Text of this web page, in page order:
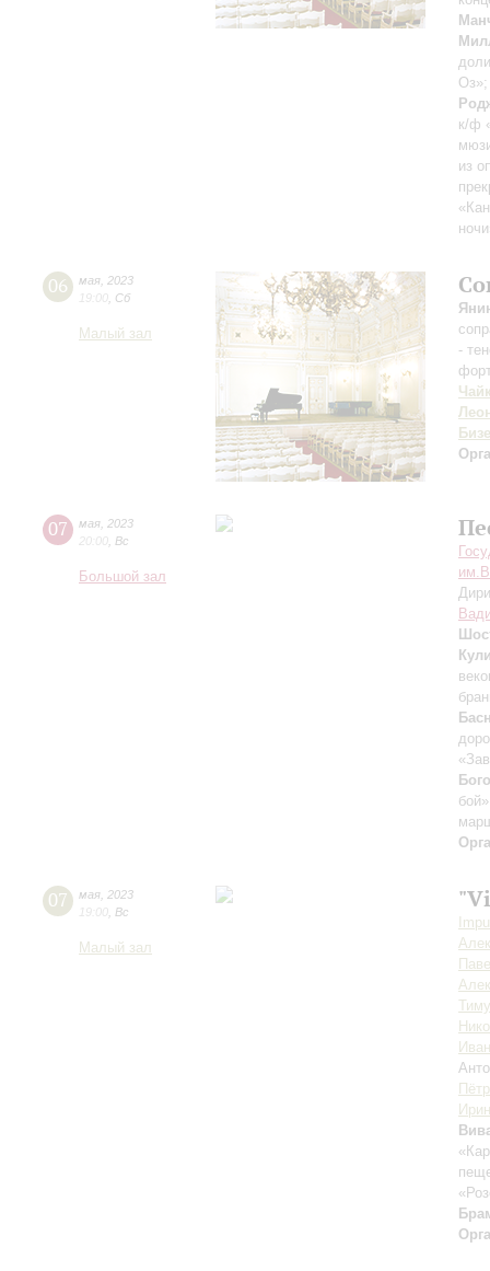
к/ф
из
06 мая 2023
19:00 Сб
Малый зал
-
Бизе
07 мая 2023
20:00 Вс
Большой зал
07 мая 2023
19:00 Вс
Малый зал